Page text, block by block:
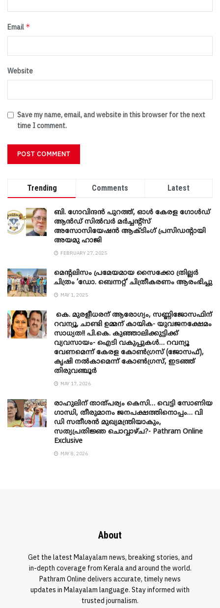
Email *
Website
Save my name, email, and website in this browser for the next
time I comment.
Trending Comments Latest
ബി. ​ഗോവിന്ദൻ പുറത്ത്, ഓൾ കേരള ഗോൾഡ്
ആൻഡ് സിൽവർ മർച്ചന്റ്സ്
അസോസിയേഷൻ ആക്ടിംഗ് പ്രസിഡന്റായി
അയമു ഹാജി
FEBRUARY 27, 2025
മെന്‍റലിസം പ്രമേയമായ സൈക്കോ ത്രില്ലർ
ചിത്രം ‘ഡോ. ബെന്നറ്റ്’ ചിത്രീകരണം ആരംഭിച്ചു
MAY 1, 2025
കെ. മുരളീധരന് ആരോഗ്യം, സണ്ണിജോസഫിന്
റവന്യൂ, ചാണ്ടി ഉമ്മന് കായിക- യുവജനക്ഷേമം
സാധ്യത!! പി.കെ. കുഞ്ഞാലിക്കുട്ടിക്ക്
വ്യവസായം- ഐടി വകുപ്പുകൾ… റവന്യൂ
വേണമെന്ന് കേരള കോൺഗ്രസ് (ജോസഫ്),
കൃഷി നൽകാമെന്ന് കോൺഗ്രസ്, ഇടഞ്ഞ്
തിരുവഞ്ചൂർ
MAY 17, 2026
രാഹുലിന് താത്പര്യം കെസി… വെട്ടി സോണിയ
​ഗാന്ധി, തീരുമാനം ജനപക്ഷത്തിനൊപ്പം… വി
ഡി സതീശൻ മുഖ്യമന്ത്രിയാകും,
സത്യപ്രതിജ്ഞ ചൊവ്വാഴ്ച?- Pathram Online
Exclusive
MAY 8, 2026
About
Get the latest Malayalam news, breaking stories, and
in-depth coverage from Kerala and around the world.
Pathram Online delivers accurate, timely news
updates in Malayalam language. Stay informed with
trusted journalism.